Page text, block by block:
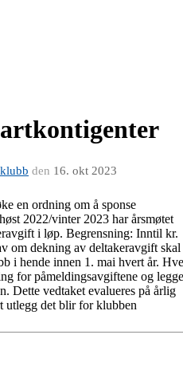
den 16. okt 2023
en ordning om å sponse
2022/vinter 2023 har årsmøtet
i løp. Begrensning: Inntil kr.
om dekning av deltakeravgift skal
i hende innen 1. mai hvert år.
for påmeldingsavgiftene og legge
Dette vedtaket evalueres på årlig
utlegg det blir for klubben